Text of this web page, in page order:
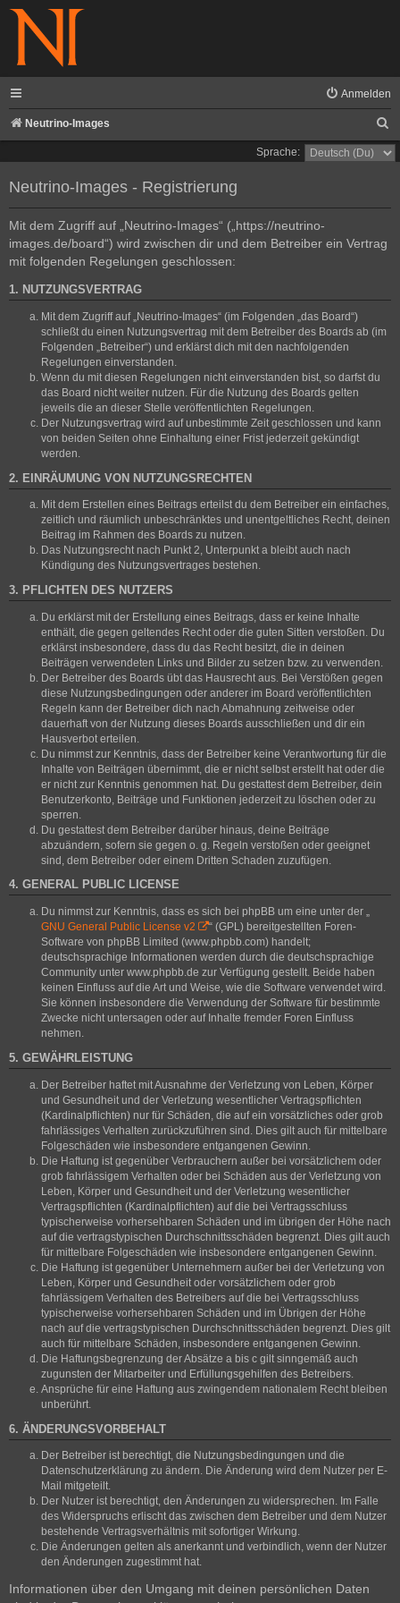
Anmelden
Neutrino-Images
u
Sprache:
Neutrino-Images - Registrierung
Mit dem Zugriff auf „Neutrino-Images“ („https://neutrino-
images.de/board“) wird zwischen dir und dem Betreiber ein Vertrag
mit folgenden Regelungen geschlossen:
1. NUTZUNGSVERTRAG
Mit dem Zugriff auf „Neutrino-Images“ (im Folgenden „das Board“)
schließt du einen Nutzungsvertrag mit dem Betreiber des Boards ab (im
Folgenden „Betreiber“) und erklärst dich mit den nachfolgenden
Regelungen einverstanden.
Wenn du mit diesen Regelungen nicht einverstanden bist, so darfst du
das Board nicht weiter nutzen. Für die Nutzung des Boards gelten
jeweils die an dieser Stelle veröffentlichten Regelungen.
Der Nutzungsvertrag wird auf unbestimmte Zeit geschlossen und kann
von beiden Seiten ohne Einhaltung einer Frist jederzeit gekündigt
werden.
2. EINRÄUMUNG VON NUTZUNGSRECHTEN
Mit dem Erstellen eines Beitrags erteilst du dem Betreiber ein einfaches,
zeitlich und räumlich unbeschränktes und unentgeltliches Recht, deinen
Beitrag im Rahmen des Boards zu nutzen.
Das Nutzungsrecht nach Punkt 2, Unterpunkt a bleibt auch nach
Kündigung des Nutzungsvertrages bestehen.
3. PFLICHTEN DES NUTZERS
Du erklärst mit der Erstellung eines Beitrags, dass er keine Inhalte
enthält, die gegen geltendes Recht oder die guten Sitten verstoßen. Du
erklärst insbesondere, dass du das Recht besitzt, die in deinen
Beiträgen verwendeten Links und Bilder zu setzen bzw. zu verwenden.
Der Betreiber des Boards übt das Hausrecht aus. Bei Verstößen gegen
diese Nutzungsbedingungen oder anderer im Board veröffentlichten
Regeln kann der Betreiber dich nach Abmahnung zeitweise oder
dauerhaft von der Nutzung dieses Boards ausschließen und dir ein
Hausverbot erteilen.
Du nimmst zur Kenntnis, dass der Betreiber keine Verantwortung für die
Inhalte von Beiträgen übernimmt, die er nicht selbst erstellt hat oder die
er nicht zur Kenntnis genommen hat. Du gestattest dem Betreiber, dein
Benutzerkonto, Beiträge und Funktionen jederzeit zu löschen oder zu
sperren.
Du gestattest dem Betreiber darüber hinaus, deine Beiträge
abzuändern, sofern sie gegen o. g. Regeln verstoßen oder geeignet
sind, dem Betreiber oder einem Dritten Schaden zuzufügen.
4. GENERAL PUBLIC LICENSE
Du nimmst zur Kenntnis, dass es sich bei phpBB um eine unter der „
GNU General Public License v2
“ (GPL) bereitgestellten Foren-
Software von phpBB Limited (www.phpbb.com) handelt;
deutschsprachige Informationen werden durch die deutschsprachige
Community unter www.phpbb.de zur Verfügung gestellt. Beide haben
keinen Einfluss auf die Art und Weise, wie die Software verwendet wird.
Sie können insbesondere die Verwendung der Software für bestimmte
Zwecke nicht untersagen oder auf Inhalte fremder Foren Einfluss
nehmen.
5. GEWÄHRLEISTUNG
Der Betreiber haftet mit Ausnahme der Verletzung von Leben, Körper
und Gesundheit und der Verletzung wesentlicher Vertragspflichten
(Kardinalpflichten) nur für Schäden, die auf ein vorsätzliches oder grob
fahrlässiges Verhalten zurückzuführen sind. Dies gilt auch für mittelbare
Folgeschäden wie insbesondere entgangenen Gewinn.
Die Haftung ist gegenüber Verbrauchern außer bei vorsätzlichem oder
grob fahrlässigem Verhalten oder bei Schäden aus der Verletzung von
Leben, Körper und Gesundheit und der Verletzung wesentlicher
Vertragspflichten (Kardinalpflichten) auf die bei Vertragsschluss
typischerweise vorhersehbaren Schäden und im übrigen der Höhe nach
auf die vertragstypischen Durchschnittsschäden begrenzt. Dies gilt auch
für mittelbare Folgeschäden wie insbesondere entgangenen Gewinn.
Die Haftung ist gegenüber Unternehmern außer bei der Verletzung von
Leben, Körper und Gesundheit oder vorsätzlichem oder grob
fahrlässigem Verhalten des Betreibers auf die bei Vertragsschluss
typischerweise vorhersehbaren Schäden und im Übrigen der Höhe
nach auf die vertragstypischen Durchschnittsschäden begrenzt. Dies gilt
auch für mittelbare Schäden, insbesondere entgangenen Gewinn.
Die Haftungsbegrenzung der Absätze a bis c gilt sinngemäß auch
zugunsten der Mitarbeiter und Erfüllungsgehilfen des Betreibers.
Ansprüche für eine Haftung aus zwingendem nationalem Recht bleiben
unberührt.
6. ÄNDERUNGSVORBEHALT
Der Betreiber ist berechtigt, die Nutzungsbedingungen und die
Datenschutzerklärung zu ändern. Die Änderung wird dem Nutzer per E-
Mail mitgeteilt.
Der Nutzer ist berechtigt, den Änderungen zu widersprechen. Im Falle
des Widerspruchs erlischt das zwischen dem Betreiber und dem Nutzer
bestehende Vertragsverhältnis mit sofortiger Wirkung.
Die Änderungen gelten als anerkannt und verbindlich, wenn der Nutzer
den Änderungen zugestimmt hat.
Informationen über den Umgang mit deinen persönlichen Daten